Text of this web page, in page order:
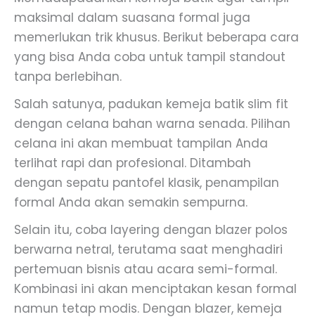
maksimal dalam suasana formal juga
memerlukan trik khusus. Berikut beberapa cara
yang bisa Anda coba untuk tampil standout
tanpa berlebihan.
Salah satunya, padukan kemeja batik slim fit
dengan celana bahan warna senada. Pilihan
celana ini akan membuat tampilan Anda
terlihat rapi dan profesional. Ditambah
dengan sepatu pantofel klasik, penampilan
formal Anda akan semakin sempurna.
Selain itu, coba layering dengan blazer polos
berwarna netral, terutama saat menghadiri
pertemuan bisnis atau acara semi-formal.
Kombinasi ini akan menciptakan kesan formal
namun tetap modis. Dengan blazer, kemeja